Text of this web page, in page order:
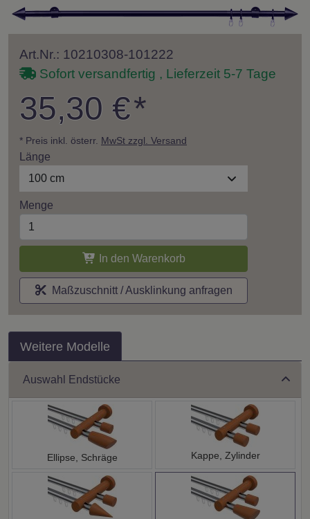
Art.Nr.: 10210308-101222
Sofort versandfertig , Lieferzeit 5-7 Tage
35,30 €*
* Preis inkl. österr. MwSt zzgl. Versand
Länge
100 cm
Menge
In den Warenkorb
Maßzuschnitt / Ausklinkung anfragen
Weitere Modelle
Auswahl Endstücke
Ellipse, Schräge Kappe, Zylinder